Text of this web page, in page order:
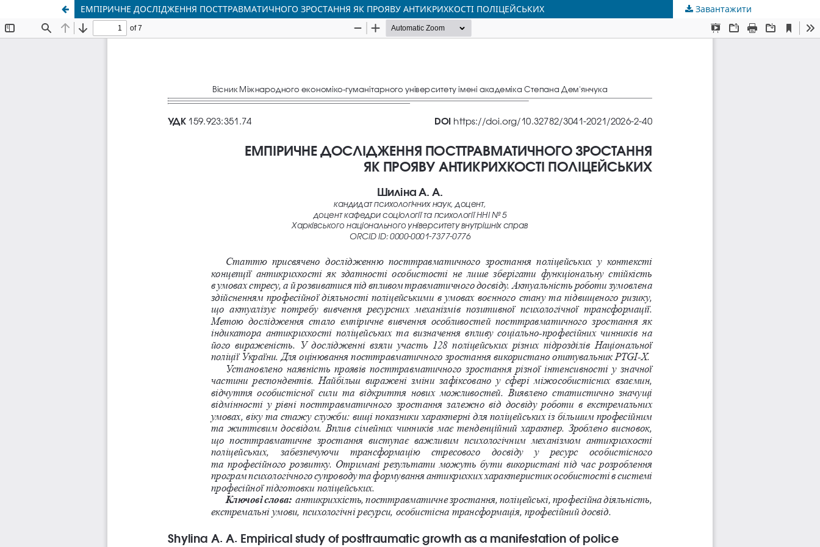
ЕМПІРИЧНЕ ДОСЛІДЖЕННЯ ПОСТТРАВМАТИЧНОГО ЗРОСТАННЯ ЯК ПРОЯВУ АНТИКРИХКОСТІ ПОЛІЦЕЙСЬКИХ Завантажити